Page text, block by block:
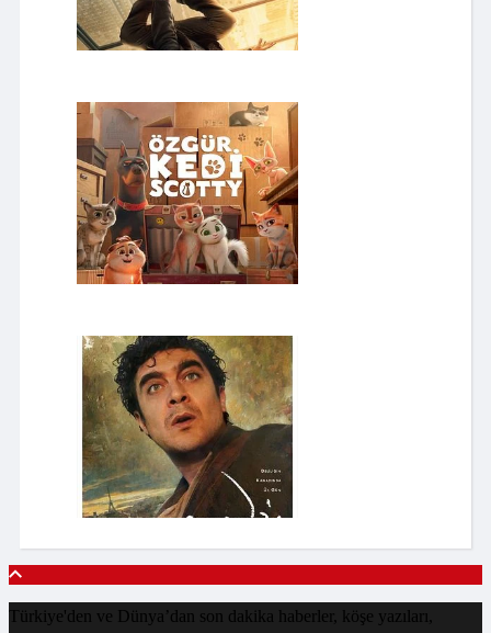
Türkiye'den ve Dünya’dan son dakika haberler, köşe yazıları,